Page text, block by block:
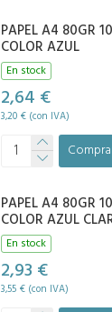
PAPEL A4 80GR
COLOR AZUL
En stock
2,64 €
3,20 € (con IVA)
PAPEL A4 80GR
COLOR AZUL
En stock
2,93 €
3,55 € (con IVA)